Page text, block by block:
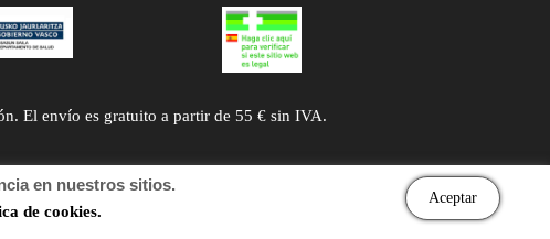
El envío es gratuito a partir de 55 € sin IVA.
en nuestros sitios.
de cookies.
Aceptar